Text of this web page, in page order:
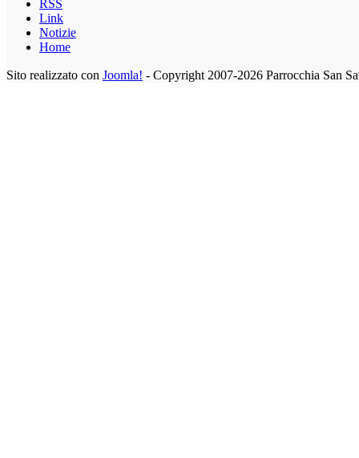
RSS
Link
Notizie
Home
Sito realizzato con Joomla! - Copyright 2007-2026 Parrocchia San